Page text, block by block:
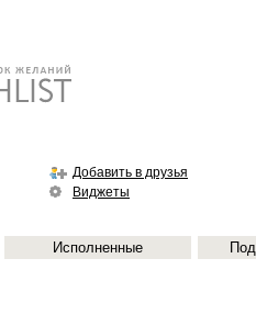
Добавить в друзья
Виджеты
Исполненные